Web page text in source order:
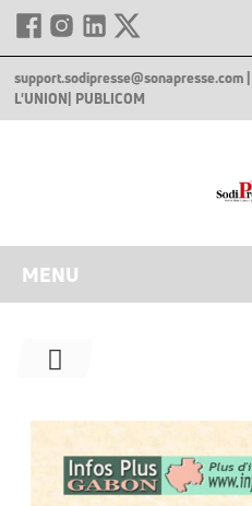
support.sodipresse@sonapresse.com
L'UNION | PUBLICOM
MENU